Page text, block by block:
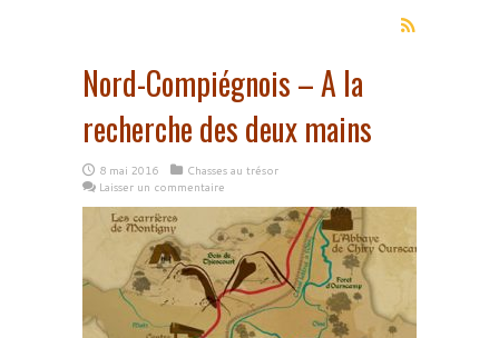
Nord-Compiégnois – A la
recherche des deux mains
8 mai 2016
Chasses au trésor
Laisser un commentaire